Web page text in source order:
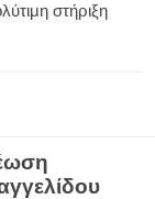
στήριξη